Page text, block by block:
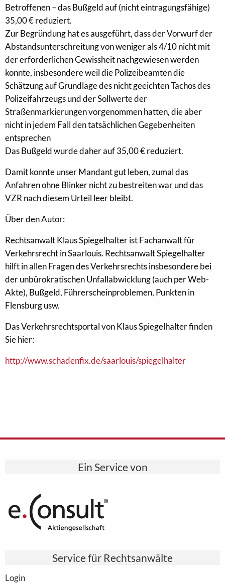
Betroffenen – das Bußgeld auf (nicht eintragungsfähige)
35,00 € reduziert.
Zur Begründung hat es ausgeführt, dass der Vorwurf der
Abstandsunterschreitung von weniger als 4/10 nicht mit
der erforderlichen Gewissheit nachgewiesen werden
konnte, insbesondere weil die Polizeibeamten die
Schätzung auf Grundlage des nicht geeichten Tachos des
Polizeifahrzeugs und der Sollwerte der
Straßenmarkierungen vorgenommen hatten, die aber
nicht in jedem Fall den tatsächlichen Gegebenheiten
entsprechen
Das Bußgeld wurde daher auf 35,00 € reduziert.
Damit konnte unser Mandant gut leben, zumal das
Anfahren ohne Blinker nicht zu bestreiten war und das
VZR nach diesem Urteil leer bleibt.
Über den Autor:
Rechtsanwalt Klaus Spiegelhalter ist Fachanwalt für
Verkehrsrecht in Saarlouis. Rechtsanwalt Spiegelhalter
hilft in allen Fragen des Verkehrsrechts insbesondere bei
der unbürokratischen Unfallabwicklung (auch per Web-
Akte), Bußgeld, Führerscheinproblemen, Punkten in
Flensburg usw.
Das Verkehrsrechtsportal von Klaus Spiegelhalter finden
Sie hier:
http://www.schadenfix.de/saarlouis/spiegelhalter
Ein Service von
Service für Rechtsanwälte
Login